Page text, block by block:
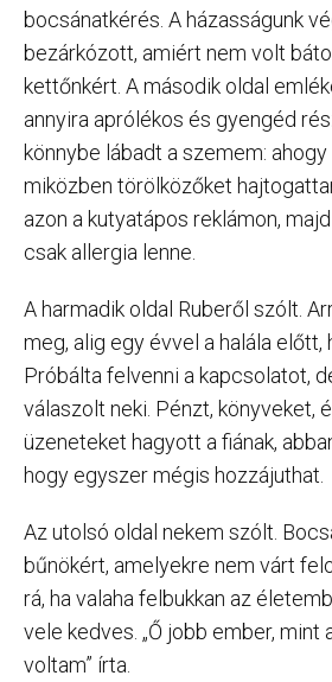
bocsánatkérés. A házasságunk
bezárkózott, amiért nem volt
kettőnkért. A második oldal
annyira aprólékos és gyengéd
könnybe lábadt a szemem:
miközben törölközőket
azon a kutyatápos reklámon,
csak allergia lenne.
A harmadik oldal Ruberől szólt.
meg, alig egy évvel a halála előtt,
Próbálta felvenni a kapcsolatot,
válaszolt neki. Pénzt, könyveket,
üzeneteket hagyott a fiának,
hogy egyszer mégis hozzájuthat.
Az utolsó oldal nekem szólt.
bűnökért, amelyekre nem várt
rá, ha valaha felbukkan az
vele kedves. „Ő jobb ember, mint
voltam” írta.